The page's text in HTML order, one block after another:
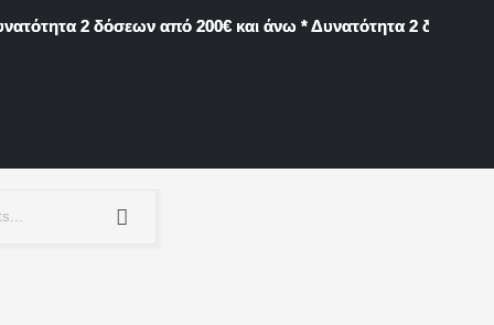
2 δόσεων από 200€ και άνω * Δυνατότητα 2
2 δόσεων από 200€ και άνω * Δυνατότητα 2